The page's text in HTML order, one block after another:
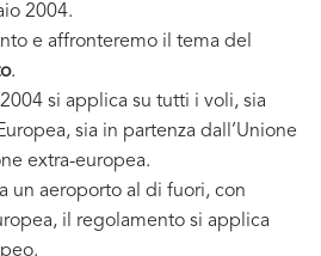
2004.
e affronteremo il tema del
.
si applica su tutti i voli, sia
sia in partenza dall’Unione
extra-europea.
un aeroporto al di fuori, con
il regolamento si applica